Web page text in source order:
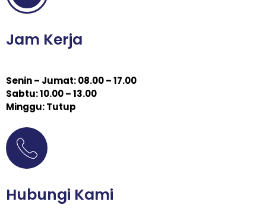
Jam Kerja
Senin – Jumat: 08.00 – 17.00
Sabtu: 10.00 – 13.00
Minggu: Tutup
Hubungi Kami